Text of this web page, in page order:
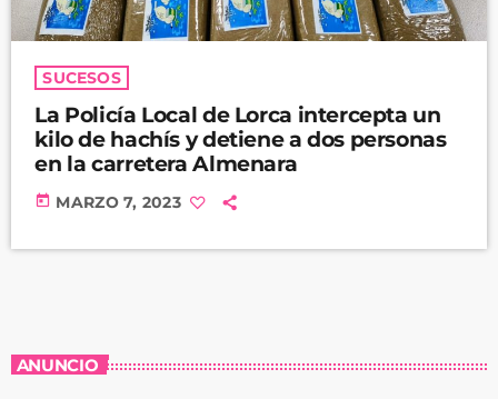
SUCESOS
La Policía Local de Lorca intercepta un
kilo de hachís y detiene a dos personas
en la carretera Almenara
today MARZO 7, 2023
ANUNCIO